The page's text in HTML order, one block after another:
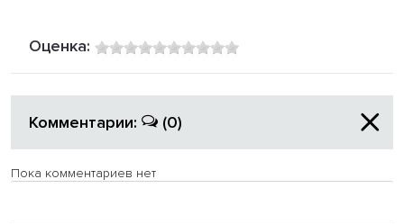
Оценка:
Комментарии: (0)
Пока комментариев нет